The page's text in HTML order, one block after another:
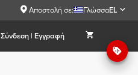
Αποστολή σε: ΓλώσσαEL
Σύνδεση | Εγγραφή